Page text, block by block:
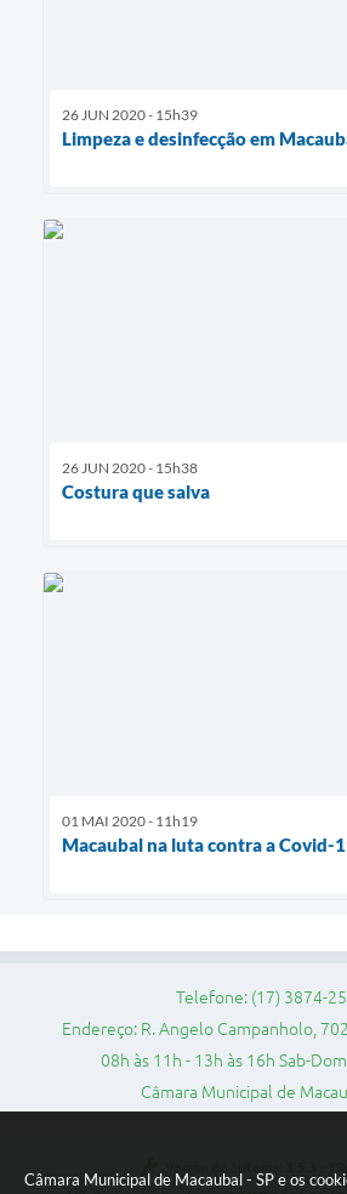
Câmara Municipal de Macaubal - SP e os
26 JUN 2020 - 15h39
Limpeza e desinfecção em
26 JUN 2020 - 15h38
Costura que salva
01 MAI 2020 - 11h19
Macaubal na luta contra a Covid-
Telefone: (17) 3874-
Endereço: R. Angelo Campanholo,
08h às 11h - 13h às 16h Sab-
Câmara Municipal de